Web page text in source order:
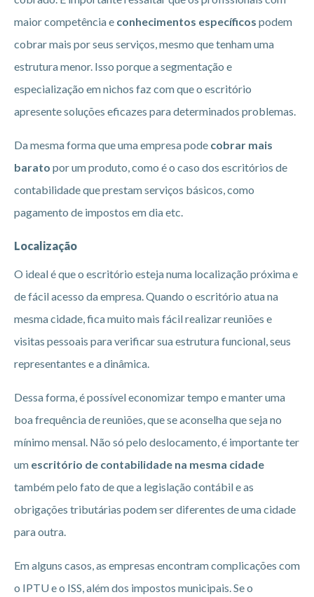
maior competência e conhecimentos específicos podem
cobrar mais por seus serviços, mesmo que tenham uma
estrutura menor. Isso porque a segmentação e
especialização em nichos faz com que o escritório
apresente soluções eficazes para determinados problemas.
Da mesma forma que uma empresa pode cobrar mais
barato por um produto, como é o caso dos escritórios de
contabilidade que prestam serviços básicos, como
pagamento de impostos em dia etc.
Localização
O ideal é que o escritório esteja numa localização próxima e
de fácil acesso da empresa. Quando o escritório atua na
mesma cidade, fica muito mais fácil realizar reuniões e
visitas pessoais para verificar sua estrutura funcional, seus
representantes e a dinâmica.
Dessa forma, é possível economizar tempo e manter uma
boa frequência de reuniões, que se aconselha que seja no
mínimo mensal. Não só pelo deslocamento, é importante ter
um escritório de contabilidade na mesma cidade
também pelo fato de que a legislação contábil e as
obrigações tributárias podem ser diferentes de uma cidade
para outra.
Em alguns casos, as empresas encontram complicações com
o IPTU e o ISS, além dos impostos municipais. Se o